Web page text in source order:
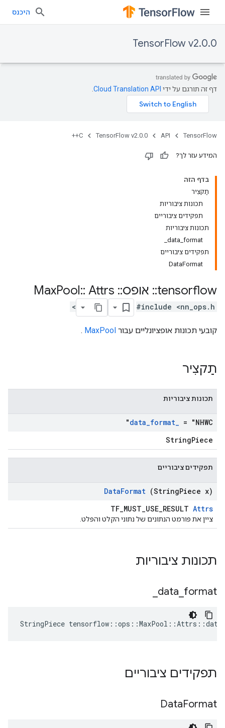
היכנס
TensorFlow v2.0.0
דף זה תורגם על ידי Cloud Translation API
TensorFlow
API
TensorFlow v2.0.0
C++
המידע עזר לך?
בדף הזה
תַקצִיר
תכונות ציבוריות
תפקידים ציבוריים
תכונות ציבוריות
data_format_
תפקידים ציבוריים
DataFormat
tensorflow
:: אופס::
Pool:: Attrs
#include <nn_ops.h>
קובעי תכונות אופציונליים עבור MaxPool
.
תַקצִיר
תכונות ציבוריות
data_format_ = "NHWC"
StringPiece
תפקידים ציבוריים
DataFormat (StringPiece x)
TF_MUST_USE_RESULT Attrs
ציין את פורמט הנתונים של נתוני הקלט והפלט.
תכונות ציבוריות
data format
StringPiece
תפקידים ציבוריים
DataFormat